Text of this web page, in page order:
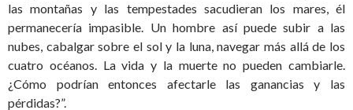
las montañas y las tempestades sacudieran los mares, él
permanecería impasible. Un hombre así puede subir a las
nubes, cabalgar sobre el sol y la luna, navegar más allá de los
cuatro océanos. La vida y la muerte no pueden cambiarle.
¿Cómo podrían entonces afectarle las ganancias y las
pérdidas?”.